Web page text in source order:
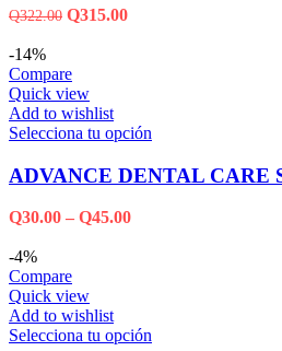
Q322.00 Q315.00
-14%
Compare
Quick view
Add to wishlist
Selecciona tu opción
ADVANCE DENTAL CARE
Q30.00 – Q45.00
-4%
Compare
Quick view
Add to wishlist
Selecciona tu opción